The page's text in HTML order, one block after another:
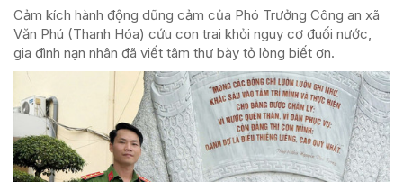
Cảm kích hành động dũng cảm của Phó Trưởng Công an xã
Văn Phú (Thanh Hóa) cứu con trai khỏi nguy cơ đuối nước,
gia đình nạn nhân đã viết tâm thư bày tỏ lòng biết ơn.